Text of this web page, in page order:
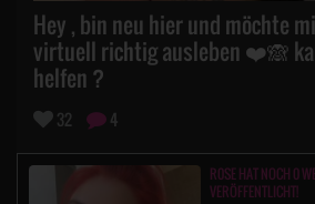
Hey , bin neu hier und möchte
virtuell richtig ausleben ❤️🙈
helfen ?
32 4
R0SE HAT NOCH 0
VERÖFFENTLICHT!